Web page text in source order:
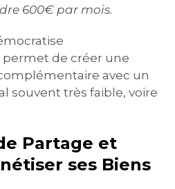
600€ par mois.
de créer une
avec un
souvent très faible, voire
Partage et
ses Biens